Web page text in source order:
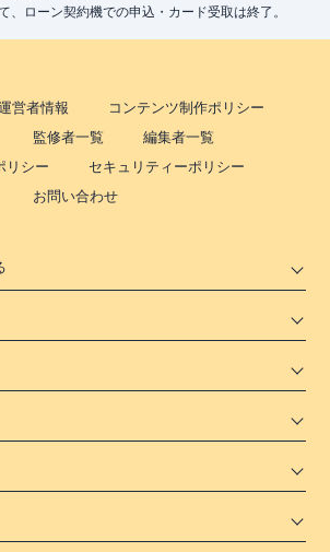
ローン契約機での申込・カード受取は終了。
営者情報
コンテンツ制作ポリシー
監修者一覧
編集者一覧
リシー
セキュリティーポリシー
お問い合わせ